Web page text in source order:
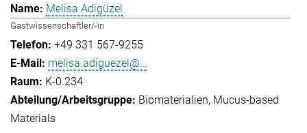
Melisa Adigüzel
Gastwissenschaftler/-in
+49 331 567-9255
melisa.adiguezel@...
K-0.234
Biomaterialien Mucus-based
Materials